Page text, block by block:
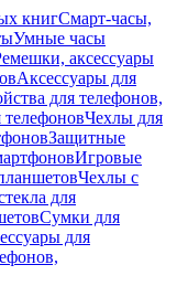
книгСмарт-часы,
Умные часы
аксессуары
Аксессуары для
для телефонов,
Чехлы для
Защитные
Игровые
Чехлы с
для
Сумки для
для